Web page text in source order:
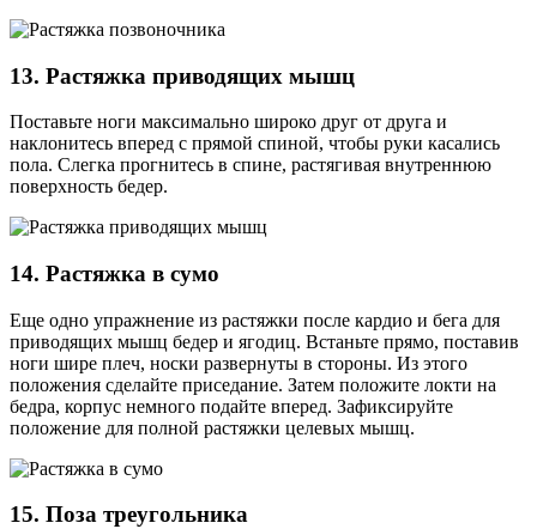
13. Растяжка приводящих мышц
Поставьте ноги максимально широко друг от друга и
наклонитесь вперед с прямой спиной, чтобы руки касались
пола. Слегка прогнитесь в спине, растягивая внутреннюю
поверхность бедер.
14. Растяжка в сумо
Еще одно упражнение из растяжки после кардио и бега для
приводящих мышц бедер и ягодиц. Встаньте прямо, поставив
ноги шире плеч, носки развернуты в стороны. Из этого
положения сделайте приседание. Затем положите локти на
бедра, корпус немного подайте вперед. Зафиксируйте
положение для полной растяжки целевых мышц.
15. Поза треугольника